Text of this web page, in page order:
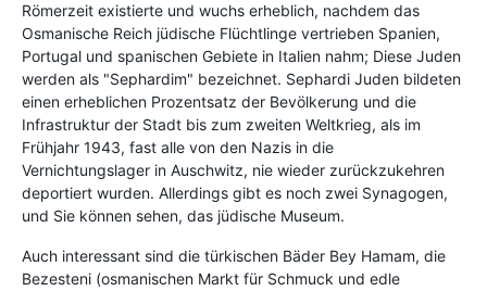
Römerzeit existierte und wuchs erheblich, nachdem das
Osmanische Reich jüdische Flüchtlinge vertrieben Spanien,
Portugal und spanischen Gebiete in Italien nahm; Diese Juden
werden als "Sephardim" bezeichnet. Sephardi Juden bildeten
einen erheblichen Prozentsatz der Bevölkerung und die
Infrastruktur der Stadt bis zum zweiten Weltkrieg, als im
Frühjahr 1943, fast alle von den Nazis in die
Vernichtungslager in Auschwitz, nie wieder zurückzukehren
deportiert wurden. Allerdings gibt es noch zwei Synagogen,
und Sie können sehen, das jüdische Museum.
Auch interessant sind die türkischen Bäder Bey Hamam, die
Bezesteni (osmanischen Markt für Schmuck und edle